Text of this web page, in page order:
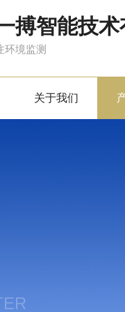
搏智能技
环境监测
关于我们